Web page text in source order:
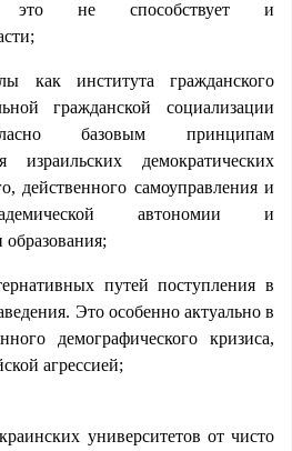
это не способствует и
как института гражданского
гражданской социализации
базовым принципам
израильских демократических
действенного самоуправления и
автономии и
путей поступления в
Это особенно актуально в
демографического кризиса,
агрессией;
университетов от чисто